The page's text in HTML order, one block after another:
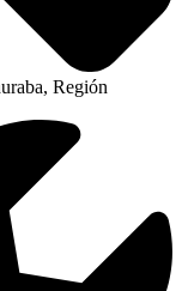
Región